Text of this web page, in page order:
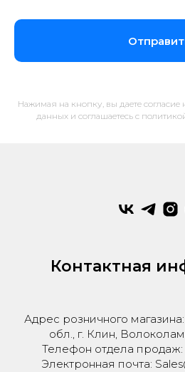
Нажимая на кнопку, вы даете
данных и соглашаетесь c
Контактная
Адрес розничного
обл., г. Клин,
Телефон отдела
Электронная почта: